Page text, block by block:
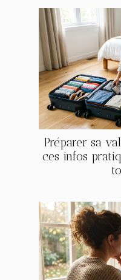
Préparer sa
ces infos